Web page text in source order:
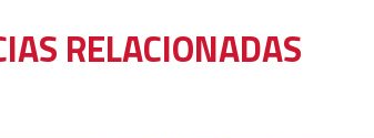
RELACIONADAS